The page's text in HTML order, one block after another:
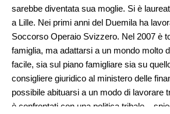
sarebbe diventata sua moglie. Si è
a Lille. Nei primi anni del Duemila ha
Soccorso Operaio Svizzero. Nel 2007 è
famiglia, ma adattarsi a un mondo molto
facile, sia sul piano famigliare sia su
consigliere giuridico al ministero delle
possibile abituarsi a un modo di lavorare
è confrontati con una politica tribale –